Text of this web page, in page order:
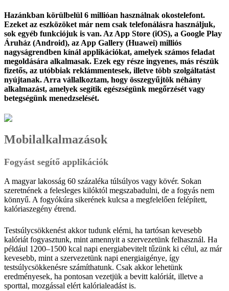
Hazánkban körülbelül 6 millióan használnak okostelefont.
Ezeket az eszközöket már nem csak telefonálásra használjuk,
sok egyéb funkciójuk is van. Az App Store (iOS), a Google Play
Áruház (Android), az App Gallery (Huawei) milliós
nagyságrendben kínál applikációkat, amelyek számos feladat
megoldására alkalmasak. Ezek egy része ingyenes, más részük
fizetős, az utóbbiak reklámmentesek, illetve több szolgáltatást
nyújtanak. Arra vállalkoztam, hogy összegyűjtök néhány
alkalmazást, amelyek segítik egészségünk megőrzését vagy
betegségünk menedzselését.
Mobilalkalmazások
Fogyást segítő applikációk
A magyar lakosság 60 százaléka túlsúlyos vagy kövér. Sokan
szeretnének a felesleges kilóktól megszabadulni, de a fogyás nem
könnyű. A fogyókúra sikerének kulcsa a megfelelően felépített,
kalóriaszegény étrend.
Testsúlycsökkenést akkor tudunk elérni, ha tartósan kevesebb
kalóriát fogyasztunk, mint amennyit a szervezetünk felhasznál. Ha
például 1200–1500 kcal napi energiabevitelt tűzünk ki célul, az már
kevesebb, mint a szervezetünk napi energiaigénye, így
testsúlycsökkenésre számíthatunk. Csak akkor lehetünk
eredményesek, ha pontosan vezetjük a bevitt kalóriát, illetve a
sporttal, mozgással elért kalórialeadást is.